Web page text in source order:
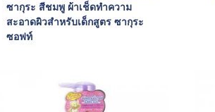
ซากุระ สีชมพู ผ้าเช็ดทำความ
สะอาดผิวสำหรับเด็กสูตร ซากุระ
ซอฟท์